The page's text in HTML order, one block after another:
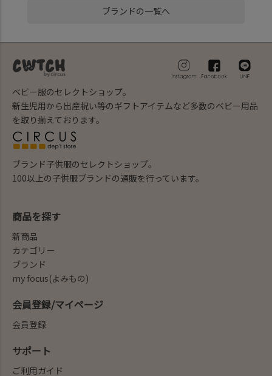
ブランドの一覧へ
ベビー服のセレクトショップ。
新生児用から出産祝い等のギフトアイテムなど多数のベビー用品
を取り揃えております。
ブランド子供服のセレクトショップ。
100以上の子供服ブランドの通販を行っています。
商品を探す
新商品
カテゴリー
ブランド
my focus(よみもの)
会員登録/マイページ
会員登録
サポート
ご利用ガイド